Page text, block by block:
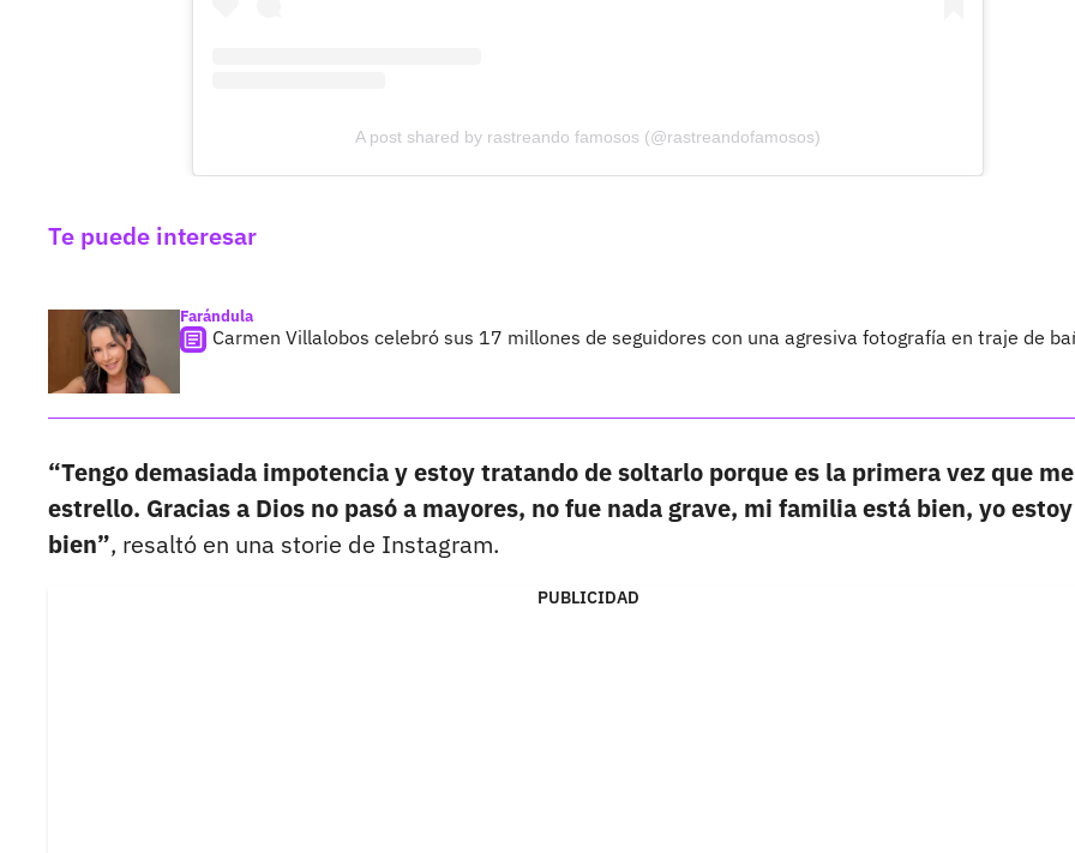
A post shared by rastreando famosos (@rastreandofamosos)
Te puede interesar
Farándula
Carmen Villalobos celebró sus 17 millones de seguidores con una agresiva fotografía en traje de
“Tengo demasiada impotencia y estoy tratando de soltarlo porque es la primera vez que me
estrello. Gracias a Dios no pasó a mayores, no fue nada grave, mi familia está bien, yo estoy
bien”, resaltó en una storie de Instagram.
PUBLICIDAD